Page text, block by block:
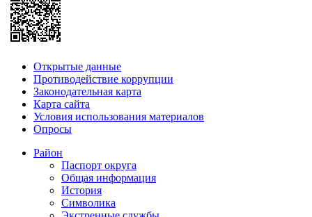
Открытые данные
Противодействие коррупции
Законодательная карта
Карта сайта
Условия использования материалов
Опросы
Район
Паспорт округа
Общая информация
История
Символика